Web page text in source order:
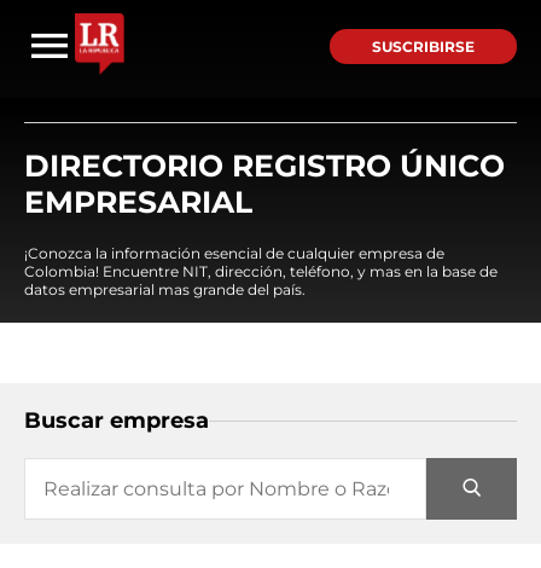
SUSCRIBIRSE
DIRECTORIO REGISTRO ÚNICO
EMPRESARIAL
¡Conozca la información esencial de cualquier empresa de
Colombia! Encuentre NIT, dirección, teléfono, y mas en la base de
datos empresarial mas grande del país.
Buscar empresa